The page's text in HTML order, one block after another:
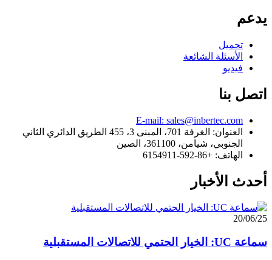
يدعم
تحميل
الأسئلة الشائعة
فيديو
اتصل بنا
E-mail: sales@inbertec.com
العنوان: الغرفة 701، المبنى 3، 455 الطريق الدائري الثاني
الجنوبي، شيامن، 361100، الصين
الهاتف: +86-592-6154911
أحدث الأخبار
20/06/25
سماعة UC: الخيار الحتمي للاتصالات المستقبلية